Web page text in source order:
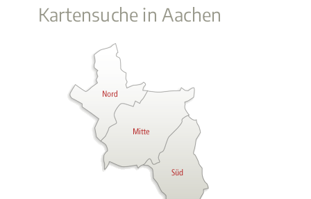
Kartensuche in Aachen